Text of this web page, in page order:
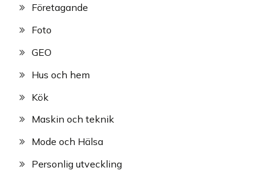
Företagande
Foto
GEO
Hus och hem
Kök
Maskin och teknik
Mode och Hälsa
Personlig utveckling